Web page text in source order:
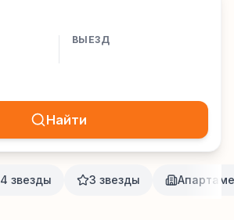
ВЫЕЗД
Найти
4 звезды 3 звезды